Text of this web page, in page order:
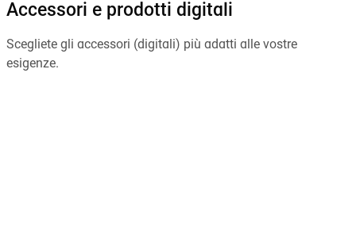
Accessori e prodotti digitali
Scegliete gli accessori (digitali) più adatti alle vostre
esigenze.